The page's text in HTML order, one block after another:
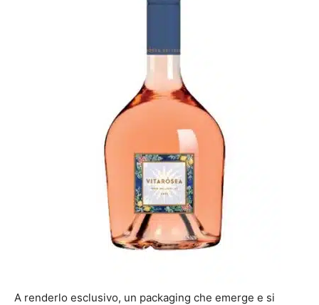
A renderlo esclusivo, un packaging che emerge e si